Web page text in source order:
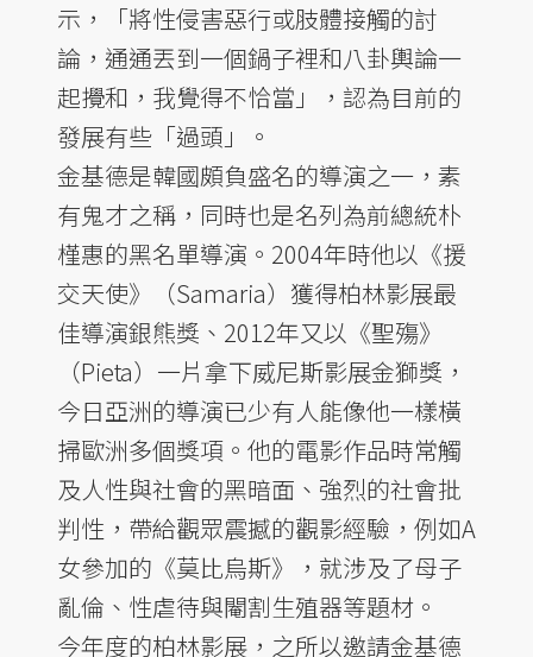
示，「將性侵害惡行或肢體接觸的討
論，通通丟到一個鍋子裡和八卦輿論一
起攪和，我覺得不恰當」，認為目前的
發展有些「過頭」。
金基德是韓國頗負盛名的導演之一，素
有鬼才之稱，同時也是名列為前總統朴
槿惠的黑名單導演。2004年時他以《援
交天使》（Samaria）獲得柏林影展最
佳導演銀熊獎、2012年又以《聖殤》
（Pieta）一片拿下威尼斯影展金獅獎，
今日亞洲的導演已少有人能像他一樣橫
掃歐洲多個獎項。他的電影作品時常觸
及人性與社會的黑暗面、強烈的社會批
判性，帶給觀眾震撼的觀影經驗，例如A
女參加的《莫比烏斯》，就涉及了母子
亂倫、性虐待與閹割生殖器等題材。
今年度的柏林影展，之所以邀請金基德